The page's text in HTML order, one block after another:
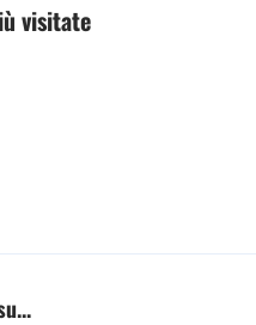
visitate